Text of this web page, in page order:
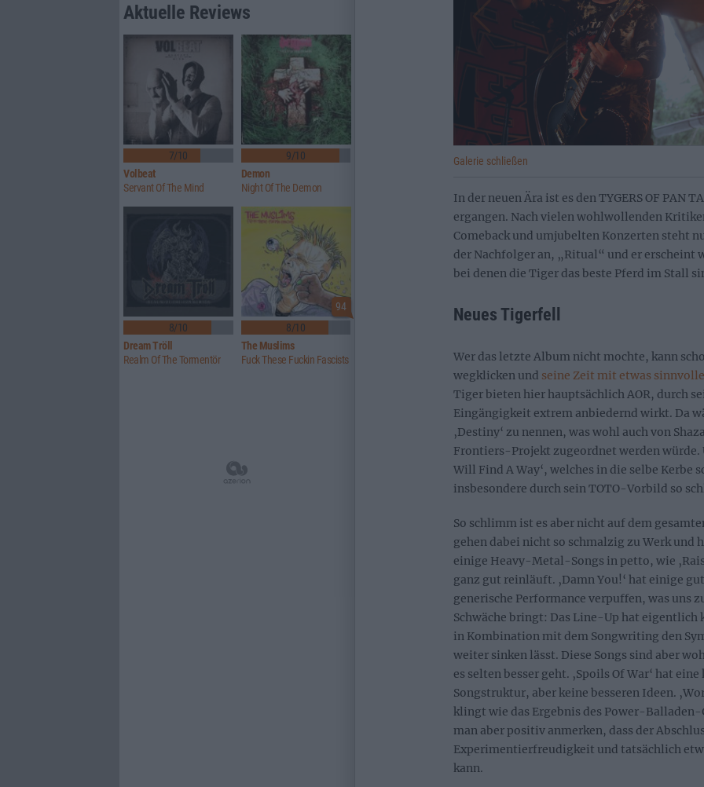
Galerie schließen
In der neuen Ära ist es den TYGERS OF PAN
ergangen. Nach vielen wohlwollenden
Comeback und umjubelten Konzerten steht
der Nachfolger an, „Ritual“ und er erscheint
bei denen die Tiger das beste Pferd im Stall
Neues Tigerfell
Wer das letzte Album nicht mochte, kann
wegklicken und seine Zeit mit etwas
Tiger bieten hier hauptsächlich AOR, durch
Eingängigkeit extrem anbiedernd wirkt. Da
‚Destiny‘ zu nennen, was wohl auch von
Frontiers-Projekt zugeordnet werden würde.
Will Find A Way‘, welches in die selbe Kerbe
insbesondere durch sein TOTO-Vorbild so
So schlimm ist es aber nicht auf dem
gehen dabei nicht so schmalzig zu Werk und
einige Heavy-Metal-Songs in petto, wie
ganz gut reinläuft. ‚Damn You!‘ hat einige
generische Performance verpuffen, was uns
Schwäche bringt: Das Line-Up hat eigentlich
in Kombination mit dem Songwriting den
weiter sinken lässt. Diese Songs sind aber
es selten besser geht. ‚Spoils Of War‘ hat
Songstruktur, aber keine besseren Ideen.
klingt wie das Ergebnis des Power-Balladen-
man aber positiv anmerken, dass der
Experimentierfreudigkeit und tatsächlich
kann.
Aktuelle Reviews
7/10
Volbeat
Servant Of The Mind
9/10
Demon
Night Of The Demon
8/10
Dream Tröll
Realm Of The Tormentör
94
8/10
The Muslims
Fuck These Fuckin Fascists